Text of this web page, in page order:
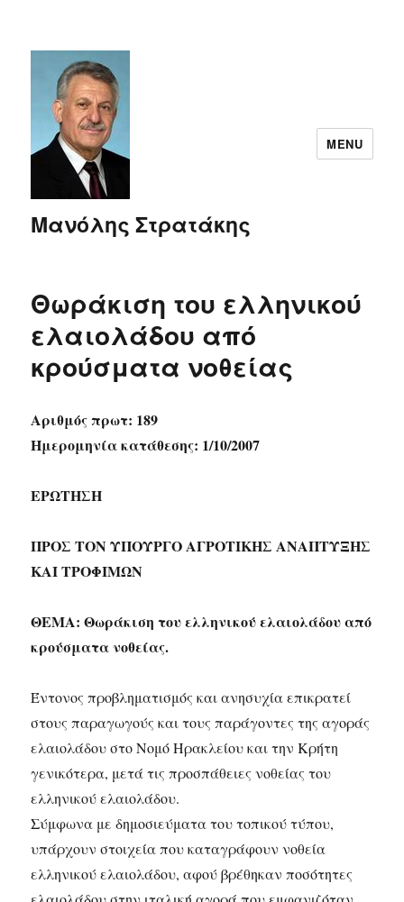
Μανόλης Στρατάκης
MENU
Θωράκιση του ελληνικού
ελαιολάδου από
κρούσματα νοθείας
Αριθμός πρωτ: 189
Ημερομηνία κατάθεσης: 1/10/2007
ΕΡΩΤΗΣΗ
ΠΡΟΣ ΤOΝ ΥΠΟΥΡΓΟ ΑΓΡΟΤΙΚΗΣ ΑΝΑΠΤΥΞΗΣ
ΚΑΙ ΤΡΟΦΙΜΩΝ
ΘΕΜΑ: Θωράκιση του ελληνικού ελαιολάδου από
κρούσματα νοθείας.
Έντονος προβληματισμός και ανησυχία επικρατεί
στους παραγωγούς και τους παράγοντες της αγοράς
ελαιολάδου στο Νομό Ηρακλείου και την Κρήτη
γενικότερα, μετά τις προσπάθειες νοθείας του
ελληνικού ελαιολάδου.
Σύμφωνα με δημοσιεύματα του τοπικού τύπου,
υπάρχουν στοιχεία που καταγράφουν νοθεία
ελληνικού ελαιολάδου, αφού βρέθηκαν ποσότητες